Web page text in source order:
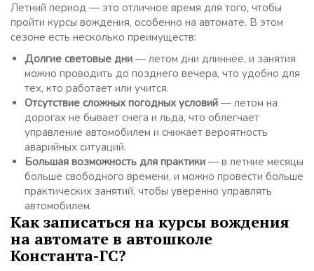
Летний период — это отличное время для того, чтобы
пройти курсы вождения, особенно на автомате. В этом
сезоне есть несколько преимуществ:
Долгие световые дни — летом дни длиннее, и занятия
можно проводить до позднего вечера, что удобно для
тех, кто работает или учится.
Отсутствие сложных погодных условий — летом на
дорогах не бывает снега и льда, что облегчает
управление автомобилем и снижает вероятность
аварийных ситуаций.
Большая возможность для практики — в летние месяцы
больше свободного времени, и можно провести больше
практических занятий, чтобы уверенно управлять
автомобилем.
Как записаться на курсы вождения
на автомате в автошколе
Константа-ГС?